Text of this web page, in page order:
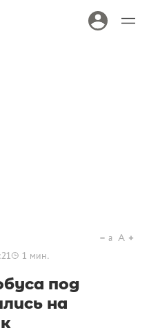
1 мин.
a A
под
на